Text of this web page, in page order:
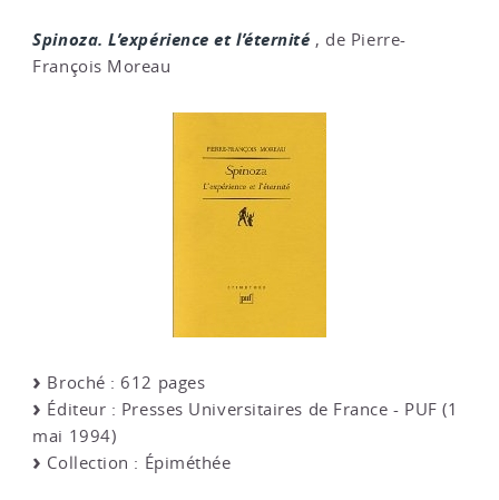
Spinoza. L’expérience et l’éternité , de Pierre-
François Moreau
Broché : 612 pages
Éditeur : Presses Universitaires de France - PUF (1
mai 1994)
Collection : Épiméthée